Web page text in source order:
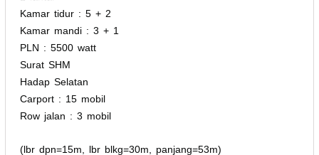
Kamar tidur : 5 + 2
Kamar mandi : 3 + 1
PLN : 5500 watt
Surat SHM
Hadap Selatan
Carport : 15 mobil
Row jalan : 3 mobil
(lbr dpn=15m, lbr blkg=30m, panjang=53m)